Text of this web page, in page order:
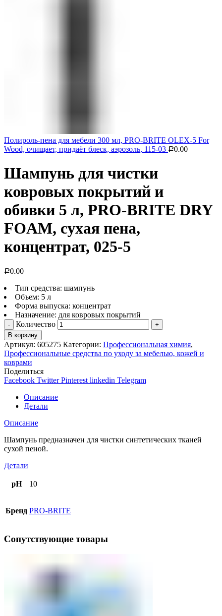
Полироль-пена для мебели 300 мл, PRO-BRITE OLEX-5 For
Wood, очищает, придаёт блеск, аэрозоль, 115-03 Р0.00
Шампунь для чистки
ковровых покрытий и
обивки 5 л, PRO-BRITE DRY
FOAM, сухая пена,
концентрат, 025-5
Р0.00
Тип средства: шампунь
Объем: 5 л
Форма выпуска: концентрат
Назначение: для ковровых покрытий
Количество
В корзину
Артикул: 605275 Категории: Профессиональная химия,
Профессиональные средства по уходу за мебелью, кожей и
коврами
Поделиться
Facebook Twitter Pinterest linkedin Telegram
Описание
Детали
Описание
Шампунь предназначен для чистки синтетических тканей
сухой пеной.
Детали
pH 10
Бренд PRO-BRITE
Сопутствующие товары